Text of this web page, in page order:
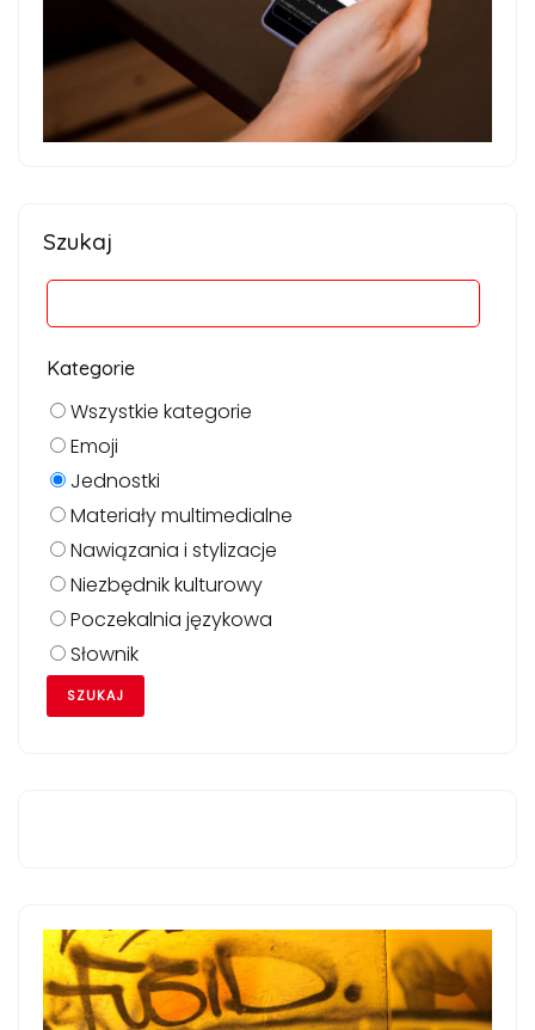
Szukaj
Kategorie
Wszystkie kategorie
Emoji
Jednostki
Materiały multimedialne
Nawiązania i stylizacje
Niezbędnik kulturowy
Poczekalnia językowa
Słownik